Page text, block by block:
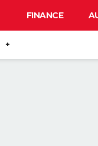
FINANCE
+